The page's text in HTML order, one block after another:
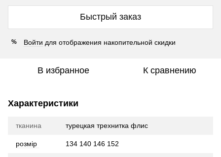
Быстрый заказ
% Войти для отображения накопительной скидки
В избранное К сравнению
Характеристики
тканина турецкая трехнитка флис
розмір 134 140 146 152